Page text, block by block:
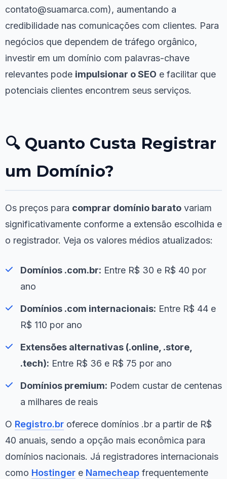
contato@suamarca.com), aumentando a
credibilidade nas comunicações com clientes. Para
negócios que dependem de tráfego orgânico,
investir em um domínio com palavras-chave
relevantes pode impulsionar o SEO e facilitar que
potenciais clientes encontrem seus serviços.
🔍 Quanto Custa Registrar
um Domínio?
Os preços para comprar domínio barato variam
significativamente conforme a extensão escolhida e
o registrador. Veja os valores médios atualizados:
Domínios .com.br: Entre R$ 30 e R$ 40 por
ano
Domínios .com internacionais: Entre R$ 44 e
R$ 110 por ano
Extensões alternativas (.online, .store,
.tech): Entre R$ 36 e R$ 75 por ano
Domínios premium: Podem custar de centenas
a milhares de reais
O Registro.br oferece domínios .br a partir de R$
40 anuais, sendo a opção mais econômica para
domínios nacionais. Já registradores internacionais
como Hostinger e Namecheap frequentemente